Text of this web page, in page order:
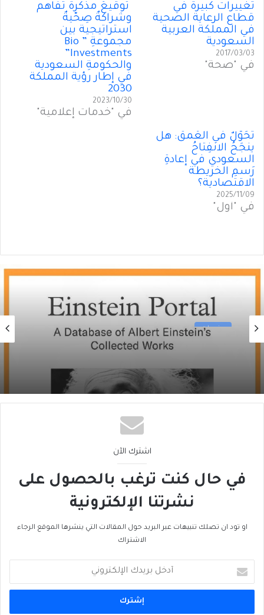
تغييرات كبيرة في
قطاع الرعاية الصحية
في المملكة العربية
السعودية
2017/03/03
في "صحة"
توقيعُ مذكّرة تفاهم
وشراكةٌ صِحّيةٌ
استراتيجية بين
مجموعةِ ” Bio
Investments”
والحكومةِ السعودية
في إطار رؤية المملكة
2030
2023/10/30
في "خدمات إعلامية"
تَحَوُّلٌ في العُمق: هل
ينجَحُ الانفِتاحُ
السعودي في إعادةِ
رَسمِ الخريطة
الاقتصادية؟
2025/11/09
في "أول"
منوعات
2026/06/09
اشترك الآن
في حال كنت ترغب بالحصول على
نشرتنا الإلكترونية
او تود ان تصلك تنبيهات عبر البريد حول المقالات التي ينشرها الموقع الرجاء
الاشتراك
بريدك
الإلكتروني